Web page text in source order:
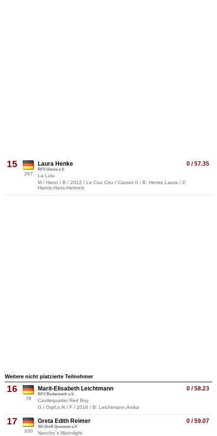
15
267
0 / 57.35
Laura Henke
RFV Uenze e.V.
La Lulu
M / Hann / B / 2012 / Le Cou Cou / Cassini II / B: Henke,Laura / Z:
Harms,Hans-Heinrich
Weitere nicht platzierte Teilnehmer
16
78
0 / 58.23
Marit-Elisabeth Leichtmann
RFV Bodenteich e.V.
Castlequarter Red Boy
G / Grpf.o.R / F / 2016 / B: Leichtmann,Anika
17
330
0 / 59.07
Greta Edith Reimer
SG Groß Quassow e.V.
Nancho´s Moonlight